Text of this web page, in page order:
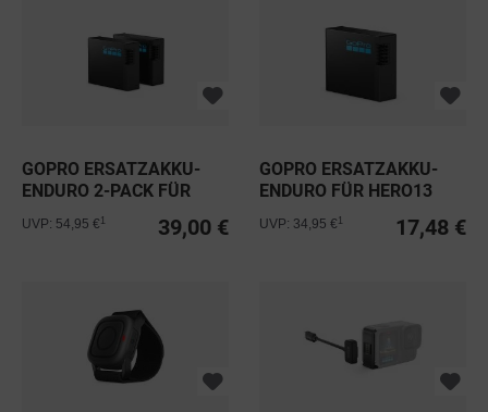
GOPRO ERSATZAKKU-
ENDURO 2-PACK FÜR
HERO13 BLACK
39,00 €
UVP: 54,95 €
GOPRO ERSATZAKKU-
ENDURO FÜR HERO13
17,48 €
UVP: 34,95 €